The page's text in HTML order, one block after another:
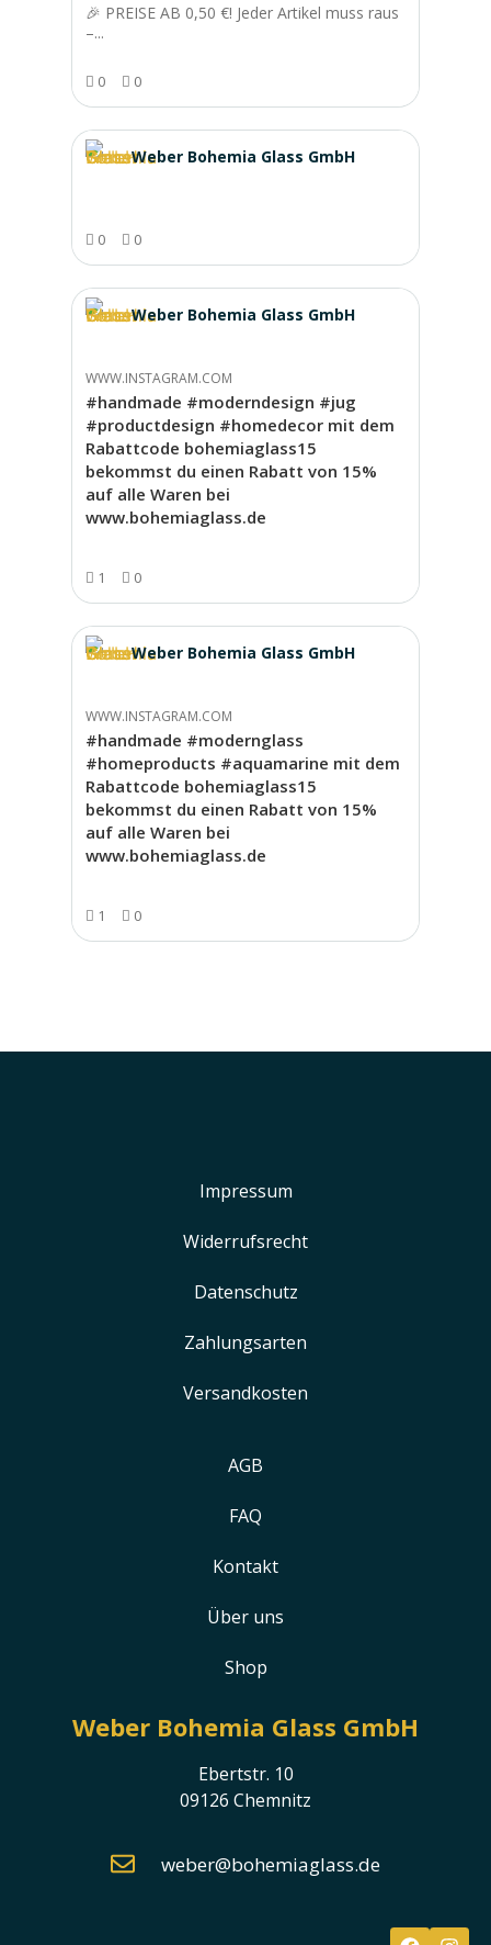
🎉 PREISE AB 0,50 €! Jeder Artikel muss raus
–...
0 0
Weber Bohemia Glass GmbH
0 0
Weber Bohemia Glass GmbH
WWW.INSTAGRAM.COM
#handmade #moderndesign #jug
#productdesign #homedecor mit dem
Rabattcode bohemiaglass15
bekommst du einen Rabatt von 15%
auf alle Waren bei
www.bohemiaglass.de
1 0
Weber Bohemia Glass GmbH
WWW.INSTAGRAM.COM
#handmade #modernglass
#homeproducts #aquamarine mit dem
Rabattcode bohemiaglass15
bekommst du einen Rabatt von 15%
auf alle Waren bei
www.bohemiaglass.de
1 0
Impressum
Widerrufsrecht
Datenschutz
Zahlungsarten
Versandkosten
AGB
FAQ
Kontakt
Über uns
Shop
Weber Bohemia Glass GmbH
Ebertstr. 10
09126 Chemnitz
weber@bohemiaglass.de